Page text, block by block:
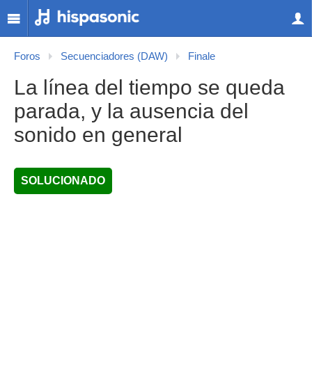
Foros Secuenciadores (DAW) Finale
La línea del tiempo se queda
parada, y la ausencia del
sonido en general
SOLUCIONADO